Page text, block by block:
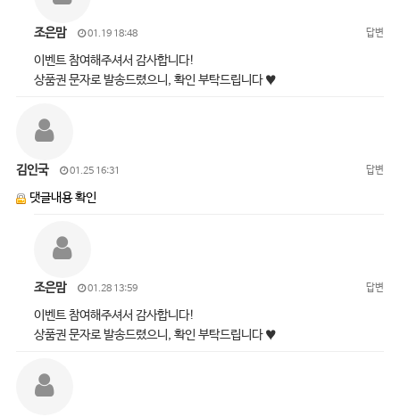
조은맘 01.19 18:48 답변
이벤트 참여해주셔서 감사합니다!
상품권 문자로 발송드렸으니, 확인 부탁드립니다 ♥
김인국 01.25 16:31 답변
댓글내용 확인
조은맘 01.28 13:59 답변
이벤트 참여해주셔서 감사합니다!
상품권 문자로 발송드렸으니, 확인 부탁드립니다 ♥